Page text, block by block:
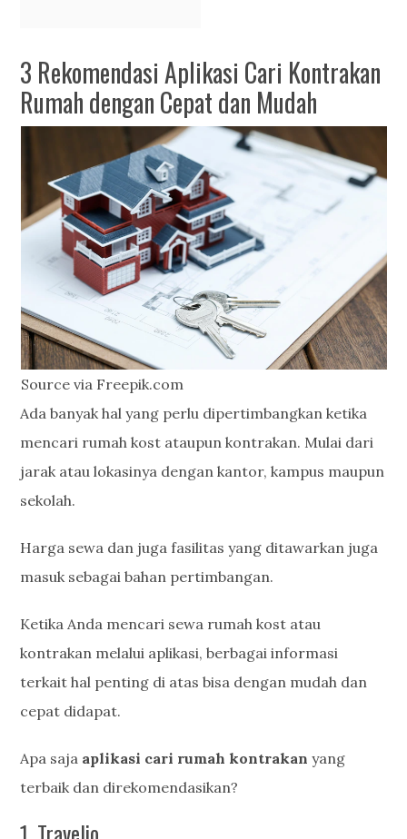
3 Rekomendasi Aplikasi Cari Kontrakan
Rumah dengan Cepat dan Mudah
Source via Freepik.com
Ada banyak hal yang perlu dipertimbangkan ketika
mencari rumah kost ataupun kontrakan. Mulai dari
jarak atau lokasinya dengan kantor, kampus maupun
sekolah.
Harga sewa dan juga fasilitas yang ditawarkan juga
masuk sebagai bahan pertimbangan.
Ketika Anda mencari sewa rumah kost atau
kontrakan melalui aplikasi, berbagai informasi
terkait hal penting di atas bisa dengan mudah dan
cepat didapat.
Apa saja aplikasi cari rumah kontrakanyang
terbaik dan direkomendasikan?